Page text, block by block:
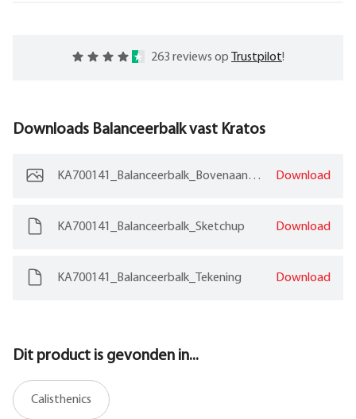
263 reviews op Trustpilot!
Downloads Balanceerbalk vast Kratos
KA700141_Balanceerbalk_Bovenaanzicht Download
KA700141_Balanceerbalk_Sketchup Download
KA700141_Balanceerbalk_Tekening Download
Dit product is gevonden in...
Calisthenics